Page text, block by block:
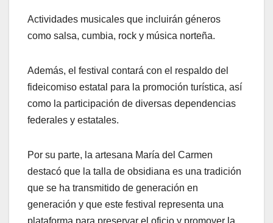
Actividades musicales que incluirán géneros
como salsa, cumbia, rock y música norteña.
Además, el festival contará con el respaldo del
fideicomiso estatal para la promoción turística, así
como la participación de diversas dependencias
federales y estatales.
Por su parte, la artesana María del Carmen
destacó que la talla de obsidiana es una tradición
que se ha transmitido de generación en
generación y que este festival representa una